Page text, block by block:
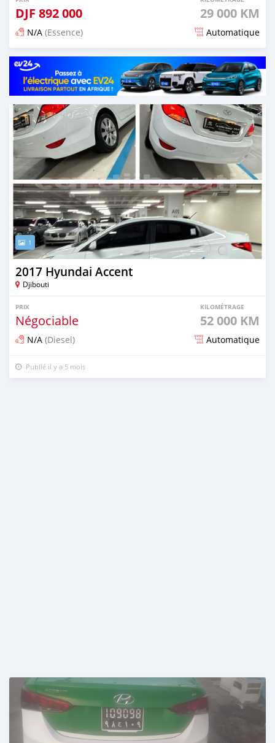
DJF 892 000 29 000 KM
N/A (Essence) Automatique
Publié il y a 5 mois
1
2017 Hyundai Accent
Djibouti
PRIX
Négociable
KILOMÉTRAGE
52 000 KM
N/A (Diesel) Automatique
Publié il y a 5 mois